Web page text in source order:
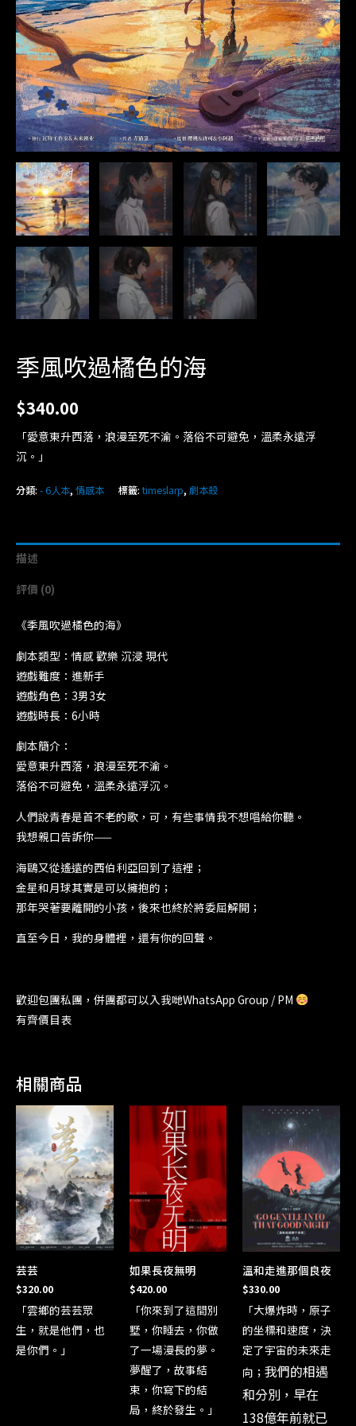
季風吹過橘色的海
$340.00
「愛意東升西落，浪漫至死不渝。落俗不可避免，溫柔永遠浮
沉。」
分類: - 6人本,情感本 標籤:timeslarp,劇本殺
描述
評價 (0)
《季風吹過橘色的海》
劇本類型：情感 歡樂 沉浸 現代
遊戲難度：進新手
遊戲角色：3男3女
遊戲時長：6小時
劇本簡介：
愛意東升西落，浪漫至死不渝。
落俗不可避免，溫柔永遠浮沉。
人們說青春是首不老的歌，可，有些事情我不想唱給你聽。
我想親口告訴你——
海鷗又從遙遠的西伯利亞回到了這裡；
金星和月球其實是可以擁抱的；
那年哭著要離開的小孩，後來也終於將委屈解開；
直至今日，我的身體裡，還有你的回聲。
歡迎包團私團，併團都可以入我哋WhatsApp Group / PM
有齊價目表
相關商品
芸芸
$320.00
「雲鄉的芸芸眾
生，就是他們，也
是你們。」
如果長夜無明
$420.00
「你來到了這間別
墅，你睡去，你做
了一場漫長的夢。
夢醒了，故事結
束，你寫下的結
局，終於發生。」
溫和走進那個良夜
$330.00
「大爆炸時，原子
的坐標和速度，決
定了宇宙的未來走
向；我們的相遇
和分別，早在
138億年前就已